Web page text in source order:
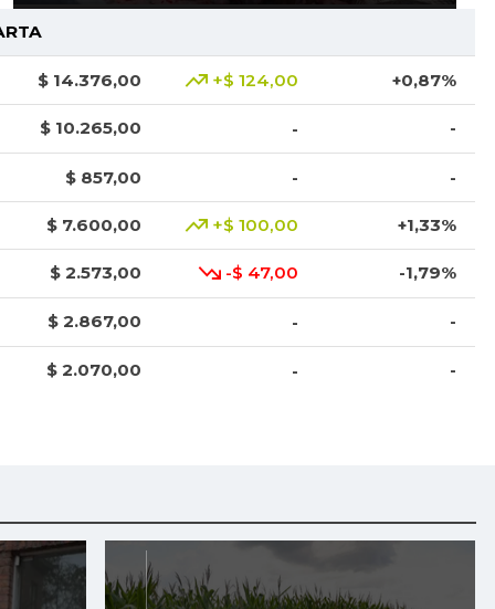
$ 14.376,00 +$ 124,00 +0,87%
$ 10.265,00 - -
$ 857,00 - -
$ 7.600,00 +$ 100,00 +1,33%
$ 2.573,00 -$ 47,00 -1,79%
$ 2.867,00 - -
$ 2.070,00 - -
$ 4.070,00 - -
$ 30.882,00